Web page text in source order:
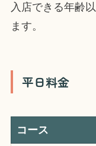
入店できる年齢
ます。
平日料金
コース